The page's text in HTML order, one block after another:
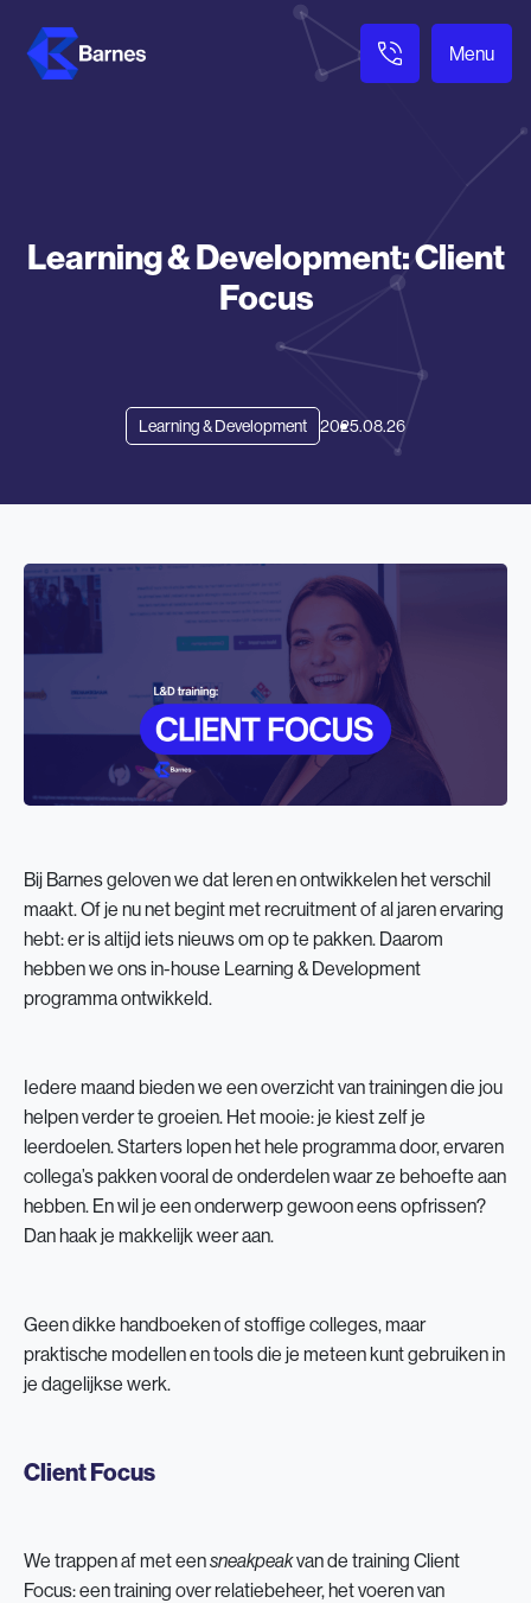
Menu
Learning & Development: Client
Focus
Learning & Development 2025.08.26
Bij Barnes geloven we dat leren en ontwikkelen het verschil
maakt. Of je nu net begint met recruitment of al jaren ervaring
hebt: er is altijd iets nieuws om op te pakken. Daarom
hebben we ons in-house Learning & Development
programma ontwikkeld.
Iedere maand bieden we een overzicht van trainingen die jou
helpen verder te groeien. Het mooie: je kiest zelf je
leerdoelen. Starters lopen het hele programma door, ervaren
collega’s pakken vooral de onderdelen waar ze behoefte aan
hebben. En wil je een onderwerp gewoon eens opfrissen?
Dan haak je makkelijk weer aan.
Geen dikke handboeken of stoffige colleges, maar
praktische modellen en tools die je meteen kunt gebruiken in
je dagelijkse werk.
Client Focus
We trappen af met eensneakpeakvan de training Client
Focus: een training over relatiebeheer, het voeren van